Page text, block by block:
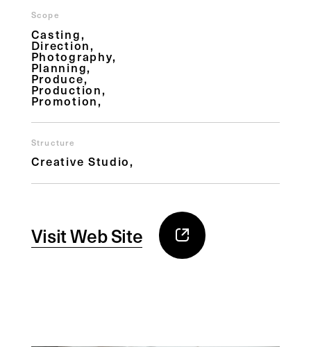
Scope
Casting
Direction
Photography
Planning
Produce
Production
Promotion
Structure
Creative Studio
Visit Web Site